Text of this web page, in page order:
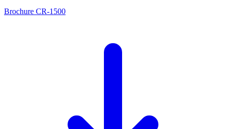
Brochure CR-1500